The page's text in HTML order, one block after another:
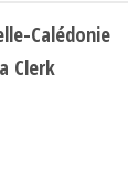
Calédonie
Clerk